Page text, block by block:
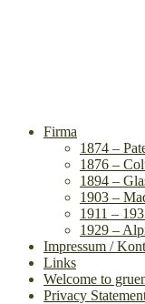
Firma
1874 –
1876 –
1894 –
1903 –
1911 –
1929 –
Impressum /
Links
Welcome to
Privacy